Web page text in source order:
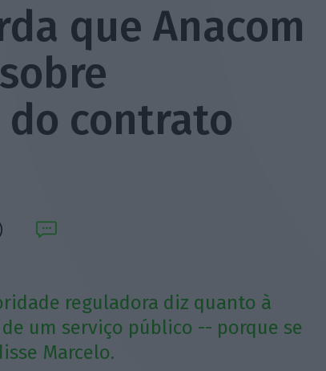
que Anacom
contrato
reguladora diz quanto à
um serviço público -- porque se
Marcelo.